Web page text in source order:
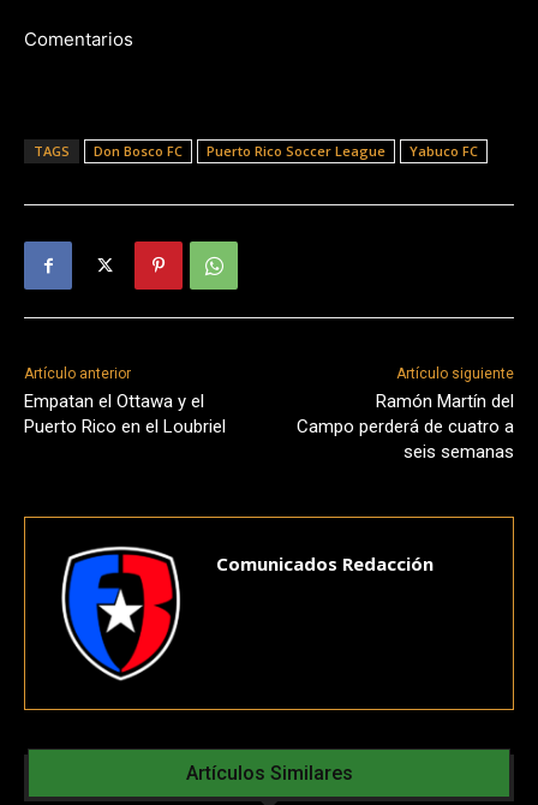
Comentarios
TAGS Don Bosco FC Puerto Rico Soccer League Yabuco FC
Artículo anterior
Empatan el Ottawa y el
Puerto Rico en el Loubriel
Artículo siguiente
Ramón Martín del
Campo perderá de cuatro a
seis semanas
Comunicados Redacción
Artículos Similares